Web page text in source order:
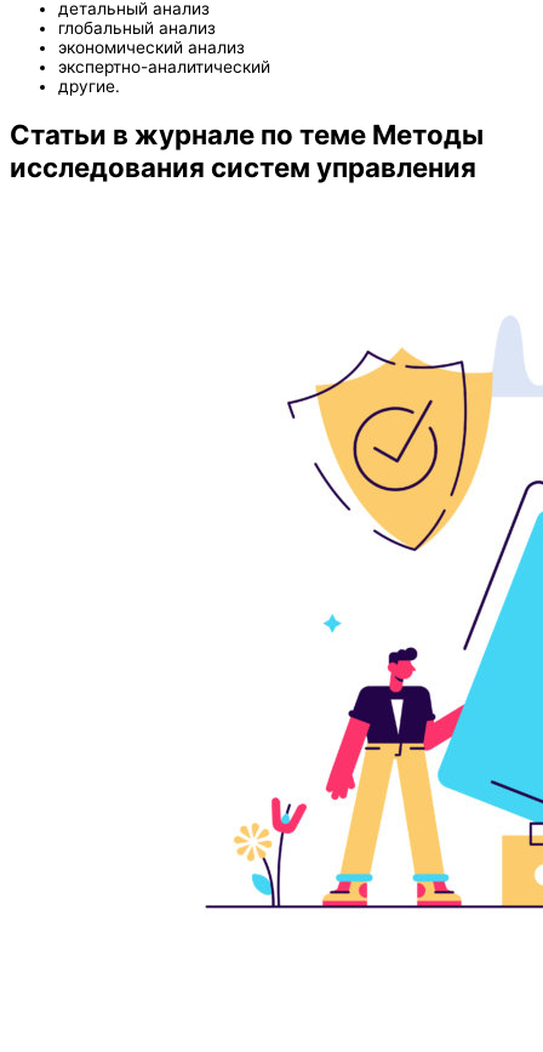
детальный анализ
глобальный анализ
экономический анализ
экспертно-аналитический
другие.
Статьи в журнале по теме Методы
исследования систем управления